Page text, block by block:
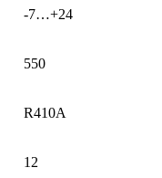
-7…+24
550
R410A
12